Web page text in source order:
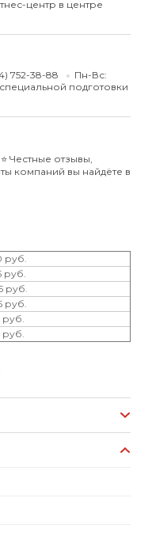
центр в центре
752-38-88
Пн-Вс:
подготовки
Честные отзывы,
компаний вы найдёте в
руб.
руб.
руб.
руб.
руб.
руб.